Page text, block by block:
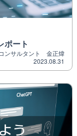
ート
ンサルタント 金正煒
2023.08.31